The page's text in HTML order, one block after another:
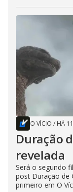
O VÍCIO / HÁ
Duração
revelada
Será o segundo
post Duração de
primeiro em O